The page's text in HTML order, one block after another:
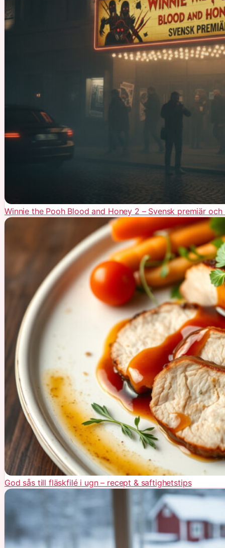
Winnie the Pooh Blood and Honey 2 – Svensk premiär och
God sås till fläskfilé i ugn – recept & saftighetstips